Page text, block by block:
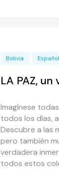
Bolivia Español
LA PAZ,
Imagínese
todos los días,
Descubre a las
pero también
verdadera
todos estos